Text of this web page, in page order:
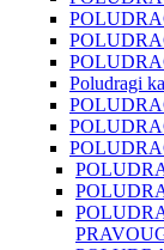
Poludragi